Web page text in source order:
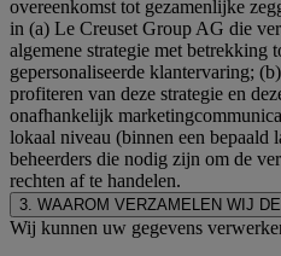
overeenkomst tot gezamenlijke
in (a) Le Creuset Group AG die
algemene strategie met betrekking
gepersonaliseerde klantervaring;
profiteren van deze strategie en
onafhankelijk
lokaal niveau (binnen een bepaald
beheerders die nodig zijn om de
rechten af te handelen.
3. WAAROM VERZAMELEN WIJ
Wij kunnen uw gegevens